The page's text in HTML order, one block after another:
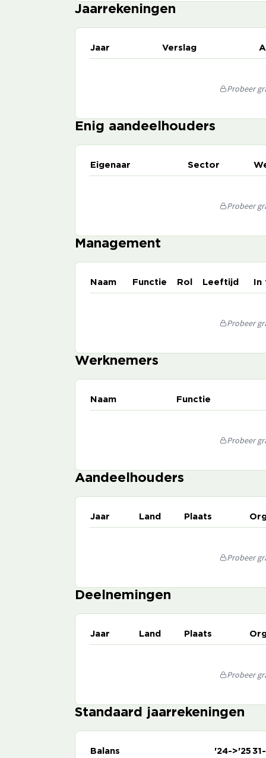
Jaarrekeningen
Jaar Verslag
Probeer
Enig aandeelhouders
Eigenaar Sector
Probeer
Management
Naam Functie Rol Leeftijd
Probeer
Werknemers
Naam Functie
Probeer
Aandeelhouders
Jaar Land Plaats
Probeer
Deelnemingen
Jaar Land Plaats
Probeer
Standaard jaarrekeningen
Balans '24->'25